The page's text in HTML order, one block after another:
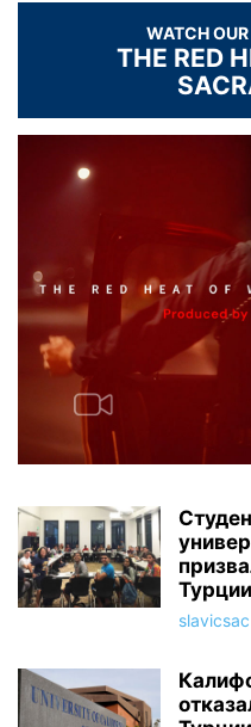
WATCH
THE RED
Турции
slavicsac